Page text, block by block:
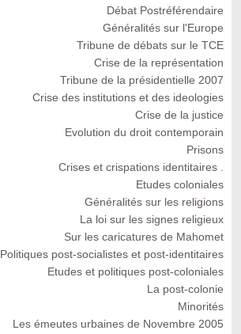
Débat Postréférendaire
Généralités sur l'Europe
Tribune de débats sur le TCE
Crise de la représentation
Tribune de la présidentielle 2007
Crise des institutions et des ideologies
Crise de la justice
Evolution du droit contemporain
Prisons
Crises et crispations identitaires .
Etudes coloniales
Généralités sur les religions
La loi sur les signes religieux
Sur les caricatures de Mahomet
Politiques post-socialistes et post-identitaires
Etudes et politiques post-coloniales
La post-colonie
Minorités
Les émeutes urbaines de Novembre 2005